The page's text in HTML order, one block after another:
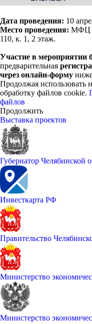
Дата проведения: 10
Место проведения: МФЦ
110, к. 1, 2 этаж.
Участие в мероприятии
предварительная
через онлайн-форму
Продолжая использовать
обработку файлов cookie.
файлов
Продолжить
Выставка проектов
Губернатор Челябинской
Инвесткарта РФ
Правительство
Министерство
Министерство